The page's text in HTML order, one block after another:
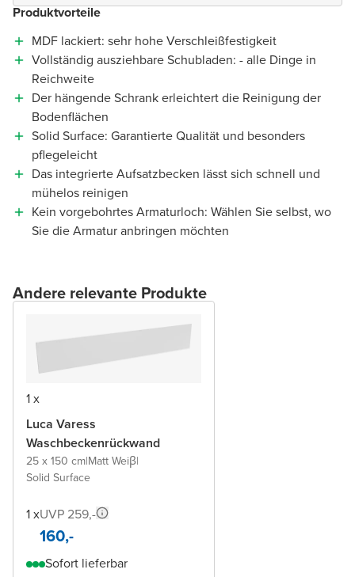
Produktvorteile
MDF lackiert: sehr hohe Verschleißfestigkeit
Vollständig ausziehbare Schubladen: - alle Dinge in
Reichweite
Der hängende Schrank erleichtert die Reinigung der
Bodenflächen
Solid Surface: Garantierte Qualität und besonders
pflegeleicht
Das integrierte Aufsatzbecken lässt sich schnell und
mühelos reinigen
Kein vorgebohrtes Armaturloch: Wählen Sie selbst, wo
Sie die Armatur anbringen möchten
Andere relevante Produkte
1 x
Luca Varess
Waschbeckenrückwand
25 x 150 cm|Matt Weiβ|
Solid Surface
1 xUVP 259,-
160,-
Sofort lieferbar